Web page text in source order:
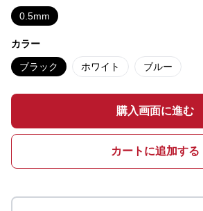
0.5mm
カラー
ブラック ホワイト ブルー
購入画面に進む
カートに追加する